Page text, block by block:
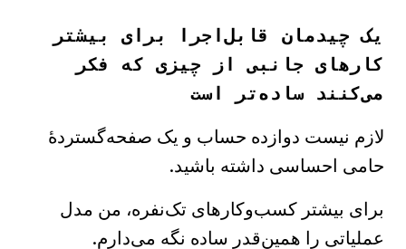
یک چیدمان قابل‌اجرا برای بیشتر
کارهای جانبی از چیزی که فکر
می‌کنند ساده‌تر است
لازم نیست دوازده حساب و یک صفحه‌گستردهٔ
حامی احساسی داشته باشید.
برای بیشتر کسب‌وکارهای تک‌نفره، من مدل
عملیاتی را همین‌قدر ساده نگه می‌دارم.